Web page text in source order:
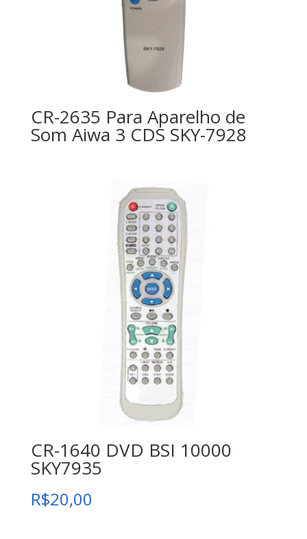
CR-2635 Para Aparelho de
Som Aiwa 3 CDS SKY-7928
CR-1640 DVD BSI 10000
SKY7935
R$20,00